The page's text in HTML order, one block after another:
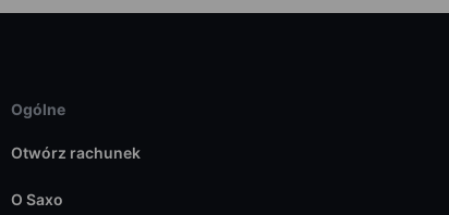
Ogólne
Otwórz rachunek
O Saxo